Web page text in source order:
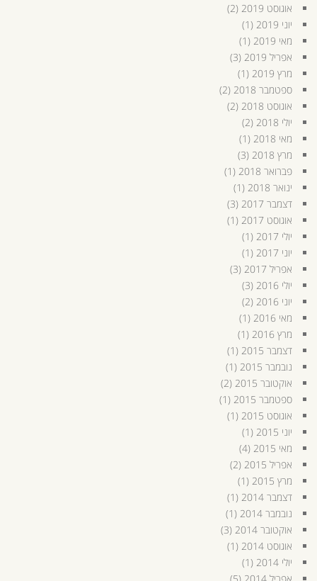
אוגוסט 2019
(2)
יוני 2019
(1)
מאי 2019
(1)
אפריל 2019
(3)
מרץ 2019
(1)
ספטמבר 2018
(2)
אוגוסט 2018
(2)
יולי 2018
(2)
מאי 2018
(1)
מרץ 2018
(3)
פברואר 2018
(1)
ינואר 2018
(1)
דצמבר 2017
(3)
אוגוסט 2017
(1)
יולי 2017
(1)
יוני 2017
(1)
אפריל 2017
(3)
יולי 2016
(3)
יוני 2016
(2)
מאי 2016
(1)
מרץ 2016
(1)
דצמבר 2015
(1)
נובמבר 2015
(1)
אוקטובר 2015
(2)
ספטמבר 2015
(1)
אוגוסט 2015
(1)
יוני 2015
(1)
מאי 2015
(4)
אפריל 2015
(2)
מרץ 2015
(1)
דצמבר 2014
(1)
נובמבר 2014
(1)
אוקטובר 2014
(3)
אוגוסט 2014
(1)
יולי 2014
(1)